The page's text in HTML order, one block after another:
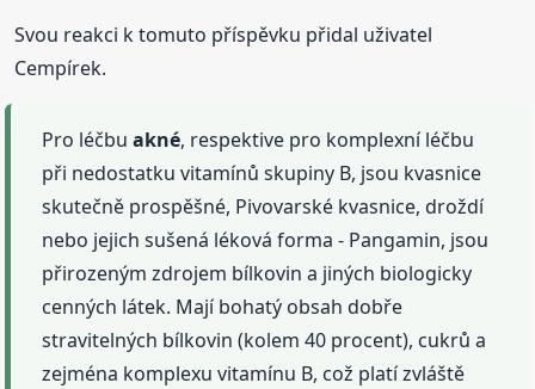
Svou reakci k tomuto příspěvku přidal uživatel
Cempírek.
Pro léčbuakné, respektive pro komplexní léčbu
při nedostatku vitamínů skupiny B, jsou kvasnice
skutečně prospěšné, Pivovarské kvasnice, droždí
nebo jejich sušená léková forma - Pangamin, jsou
přirozeným zdrojem bílkovin a jiných biologicky
cenných látek. Mají bohatý obsah dobře
stravitelných bílkovin (kolem 40 procent), cukrů a
zejména komplexu vitamínu B, což platí zvláště